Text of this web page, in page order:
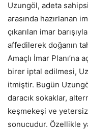
Uzungöl, adeta
arasında hazırlanan
çıkarılan imar
affedilerek doğanın
Amaçlı İmar Planı’na
birer iptal edilmesi,
itmiştir. Bugün
daracık sokaklar,
keşmekeşi ve
sonucudur. Özellikle